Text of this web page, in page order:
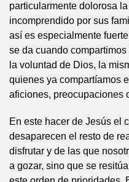
particularmente dolorosa
incomprendido por sus
así es especialmente
se da cuando
la voluntad de Dios, la
quienes ya compartíamos
aficiones, preocupaciones
En este hacer de Jesús el
desaparecen el resto de
disfrutar y de las que
a gozar, sino que se